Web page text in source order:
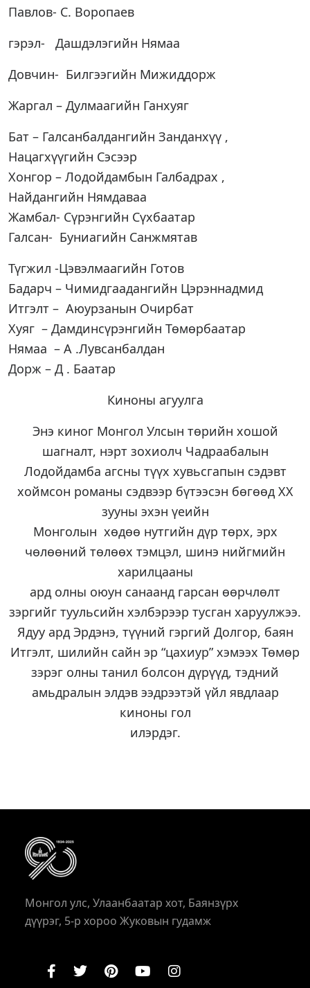
Павлов- С. Воропаев
гэрэл- Дашдэлэгийн Нямаа
Довчин- Билгээгийн Мижиддорж
Жаргал – Дулмаагийн Ганхуяг
Бат – Галсанбалдангийн Занданхүү ,
Нацагхүүгийн Сэсээр
Хонгор – Лодойдамбын Галбадрах ,
Найдангийн Нямдаваа
Жамбал- Сүрэнгийн Сүхбаатар
Галсан- Буниагийн Санжмятав
Түгжил -Цэвэлмаагийн Готов
Бадарч – Чимидгаадангийн Цэрэннадмид
Итгэлт – Аюурзанын Очирбат
Хуяг – Дамдинсүрэнгийн Төмөрбаатар
Нямаа – А .Лувсанбалдан
Дорж – Д . Баатар
Киноны агуулга
Энэ киног Монгол Улсын төрийн хошой
шагналт, нэрт зохиолч Чадраабалын
Лодойдамба агсны түүх хувьсгапын сэдэвт
хоймсон романы сэдвээр бүтээсэн бөгөөд ХХ
зууны эхэн үеийн
Монголын хөдөө нутгийн дүр төрх, эрх
чөлөөний төлөөх тэмцэл, шинэ нийгмийн
харилцааны
ард олны оюун санаанд гарсан өөрчлөлт
зэргийг туульсийн хэлбэрээр тусган харуулжээ.
Ядуу ард Эрдэнэ, түүний гэргий Долгор, баян
Итгэлт, шилийн сайн эр “цахиур” хэмээх Төмөр
зэрэг олны танил болсон дүрүүд, тэдний
амьдралын элдэв ээдрээтэй үйл явдлаар
киноны гол
илэрдэг.
Монгол улс, Улаанбаатар хот, Баянзүрх
дүүрэг, 5-р хороо Жуковын гудамж